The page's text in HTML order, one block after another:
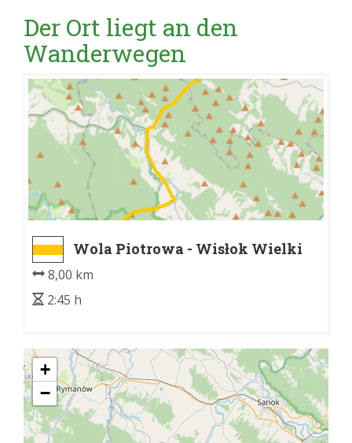
Der Ort liegt an den
Wanderwegen
Wola Piotrowa - Wisłok Wielki
8,00 km
2:45 h
+
−